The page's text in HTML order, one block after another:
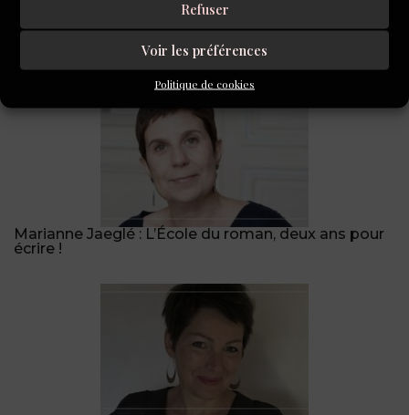
Refuser
Voir les préférences
Politique de cookies
A LIRE AUSSI
Marianne Jaeglé : L’École du roman, deux ans pour
écrire !